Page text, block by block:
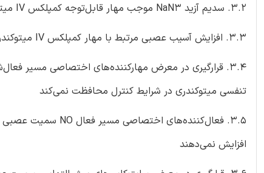
3.2. سدیم آزید NaN3 موجب مهار قابل‌توجه کمپلکس IV میتوکندری در شرایط کنترل و در طی EAE می‌شود.
3.3. افزایش آسیب عصبی مرتبط با مهار کمپلکس IV میتوکندری در طی EAE بستگی به مسیر /cGMP/ PKG نیتریک اکسید دارد
تنفسی میتوکندری در شرایط کنترل محافظت نمی‌کند
افزایش نمی‌دهند